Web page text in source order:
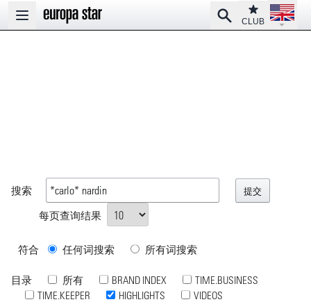
Open main menu
SearchClub
CLUB
Open
搜索
每页查询结果
符合 任何词搜索 所有词搜索
目录 所有 BRAND INDEX
TIME.BUSINESS
TIME.KEEPER
HIGHLIGHTS
VIDEOS